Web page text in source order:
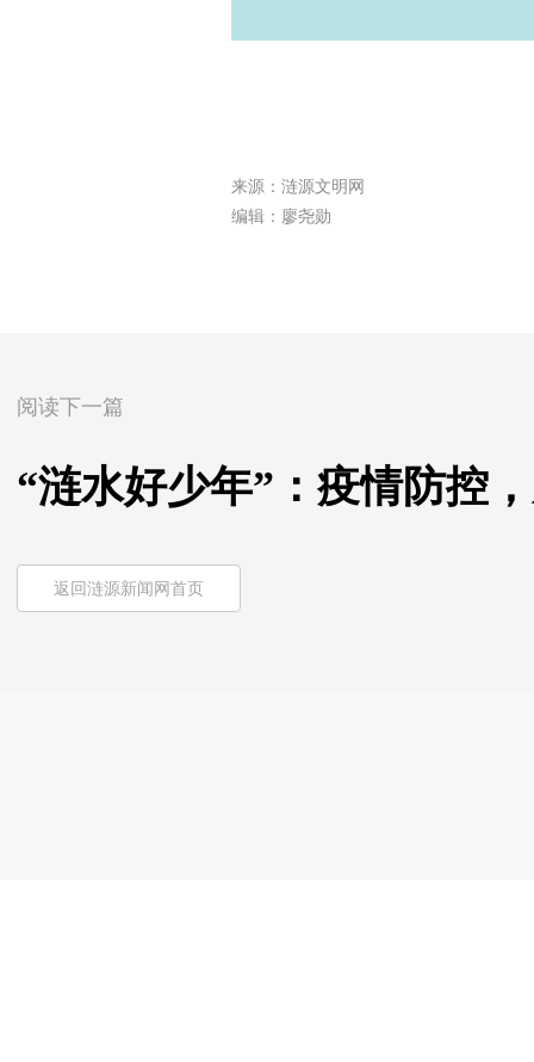
来源：涟源文明网
编辑：廖尧勋
阅读下一篇
“涟水好少年”：疫情防控
返回涟源新闻网首页